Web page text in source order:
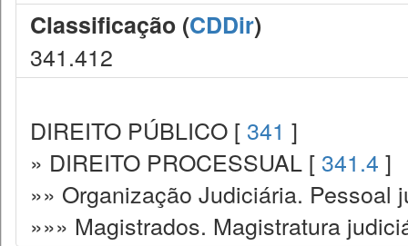
Classificação (CDDir)
341.412
DIREITO PÚBLICO [ 341 ]
» DIREITO PROCESSUAL [ 341.4 ]
»» Organização Judiciária. Pessoal
»»» Magistrados. Magistratura